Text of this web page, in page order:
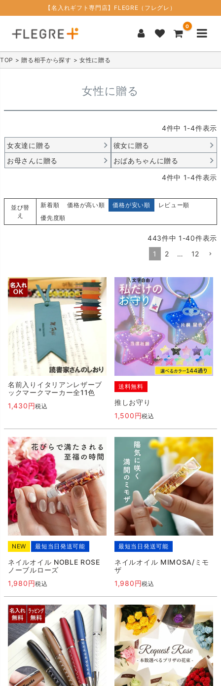
【名入れギフト専門店】FLEGRE（フレグレ）
0
TOP 贈る相手から探す 女性に贈る
女性に贈る
4件中 1-4件表示
女友達に贈る
彼女に贈る
お母さんに贈る
おばあちゃんに贈る
4件中 1-4件表示
並び替
え
新着順 価格が高い順 価格が安い順
レビュー順
優先度順
443件中 1 -40件表示
1
2 … 12
名前入りイタリアンレザーブ
ックマークマーカー全11色
1,430
税込
送料無料
推しお守り
1,500
税込
NEW 最短当日発送可能
ネイルオイル NOBLE ROSE
ノーブルローズ
1,980
税込
最短当日発送可能
ネイルオイル MIMOSA/ミモ
ザ
1,980
税込